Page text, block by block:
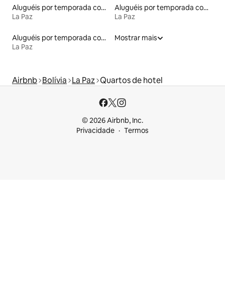
Aluguéis por temporada com sauna
La Paz
Aluguéis por temporada com acesso ao lago
La Paz
Aluguéis por temporada com café da manhã
La Paz
Mostrar mais
Airbnb Bolívia La Paz Quartos de hotel
© 2026 Airbnb, Inc.
Privacidade
Termos